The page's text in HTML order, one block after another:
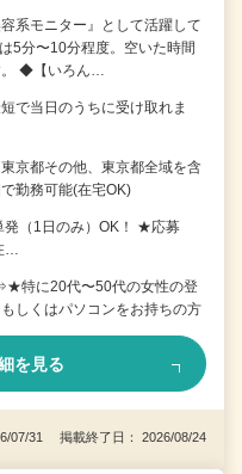
系モニター』として活躍して
5分〜10分程度。空いた時間
。 ◆【いろん…
当日のうちに受け取れま
京都その他、東京都全域を含
勤務可能(在宅OK)
（1日のみ）OK！ ★応募
…
特に20代〜50代の女性の登
くはパソコンをお持ちの方
を見る
07/31 掲載終了日： 2026/08/24